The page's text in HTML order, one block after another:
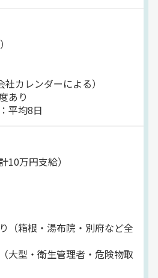
なので
ができます！
り、
取得が可能♪
ますよ◎
カレンダーによる）
あり
平均8日
10万円支給）
（箱根・湯布院・別府など全
大型・衛生管理者・危険物取